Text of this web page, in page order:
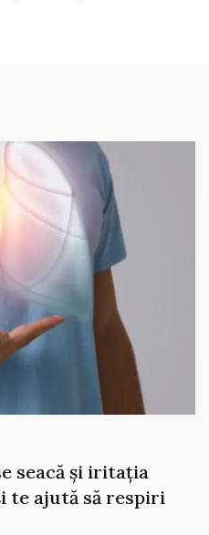
seacă și iritația
te ajută să respiri